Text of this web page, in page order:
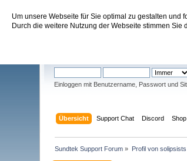
Um unsere Webseite für Sie optimal zu gestalten
Durch die weitere Nutzung der Webseite stimmen
Sundtek Support
Einloggen mit Benutzername, Passwort und
Übersicht Support Chat Discord Shop
Sundtek Support Forum » Profil von solipsists